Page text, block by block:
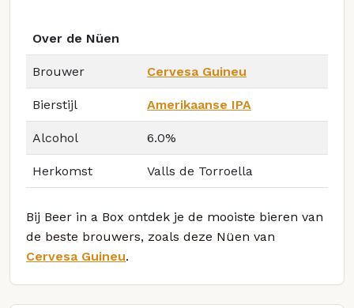
Over de Nüen
Brouwer Cervesa Guineu
Bierstijl Amerikaanse IPA
Alcohol 6.0%
Herkomst Valls de Torroella
Bij Beer in a Box ontdek je de mooiste bieren van
de beste brouwers, zoals deze Nüen van
Cervesa Guineu.